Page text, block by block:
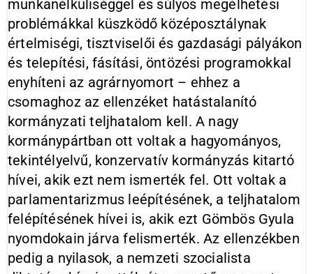
munkanélküliséggel és súlyos megélhetési
problémákkal küszködő középosztálynak
értelmiségi, tisztviselői és gazdasági pályákon
és telepítési, fásítási, öntözési programokkal
enyhíteni az agrárnyomort – ehhez a
csomaghoz az ellenzéket hatástalanító
kormányzati teljhatalom kell. A nagy
kormánypártban ott voltak a hagyományos,
tekintélyelvű, konzervatív kormányzás kitartó
hívei, akik ezt nem ismerték fel. Ott voltak a
parlamentarizmus leépítésének, a teljhatalom
felépítésének hívei is, akik ezt Gömbös Gyula
nyomdokain járva felismerték. Az ellenzékben
pedig a nyilasok, a nemzeti szocialista